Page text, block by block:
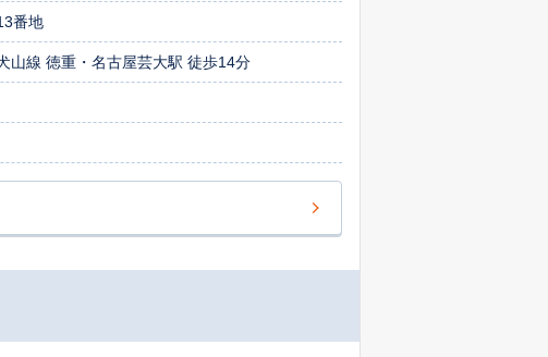
番地
山線 徳重・名古屋芸大駅 徒歩14分